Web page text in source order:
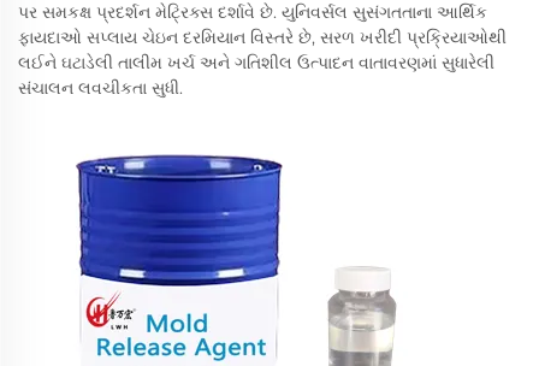
પર સમકક્ષ પ્રદર્શન મેટ્રિક્સ દર્શાવે છે. યુનિવર્સલ સુસંગતતાના આર્થિક
ફાયદાઓ સપ્લાય ચેઇન દરમિયાન વિસ્તરે છે, સરળ ખરીદી પ્રક્રિયાઓથી
લઈને ઘટાડેલી તાલીમ ખર્ચ અને ગતિશીલ ઉત્પાદન વાતાવરણમાં સુધારેલી
સંચાલન લવચીકતા સુધી.